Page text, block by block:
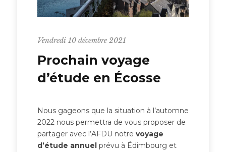
Vendredi 10 décembre 2021
Prochain voyage
d’étude en Écosse
Nous gageons que la situation à l’automne
2022 nous permettra de vous proposer de
partager avec l’AFDU notre voyage
d’étude annuelprévu à Édimbourg et